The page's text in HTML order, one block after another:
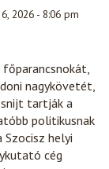
2026 - 8:06 pm
nagykövetét,
tartják a
politikusnak
Szocisz helyi
cég